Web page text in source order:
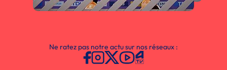
Ne ratez pas notre actu sur nos réseaux :